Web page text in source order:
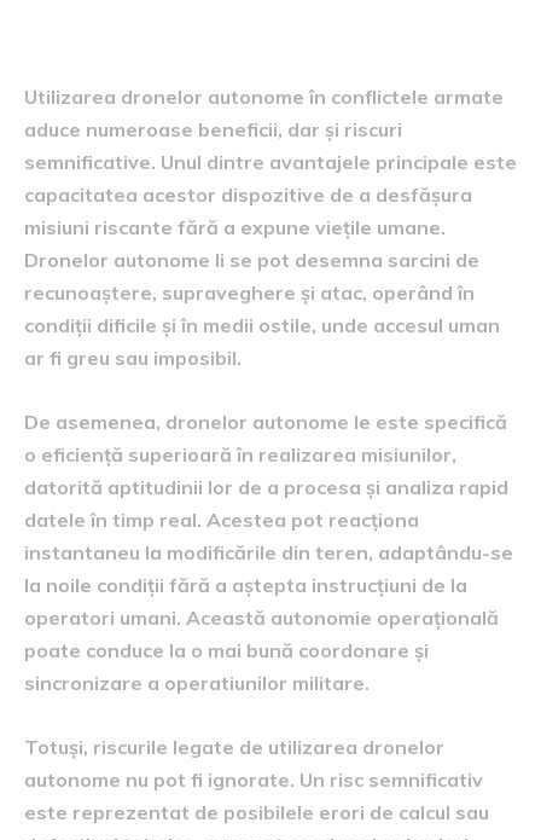
Utilizarea dronelor autonome în conflictele armate
aduce numeroase beneficii, dar și riscuri
semnificative. Unul dintre avantajele principale este
capacitatea acestor dispozitive de a desfășura
misiuni riscante fără a expune viețile umane.
Dronelor autonome li se pot desemna sarcini de
recunoaștere, supraveghere și atac, operând în
condiții dificile și în medii ostile, unde accesul uman
ar fi greu sau imposibil.
De asemenea, dronelor autonome le este specifică
o eficiență superioară în realizarea misiunilor,
datorită aptitudinii lor de a procesa și analiza rapid
datele în timp real. Acestea pot reacționa
instantaneu la modificările din teren, adaptându-se
la noile condiții fără a aștepta instrucțiuni de la
operatori umani. Această autonomie operațională
poate conduce la o mai bună coordonare și
sincronizare a operatiunilor militare.
Totuși, riscurile legate de utilizarea dronelor
autonome nu pot fi ignorate. Un risc semnificativ
este reprezentat de posibilele erori de calcul sau